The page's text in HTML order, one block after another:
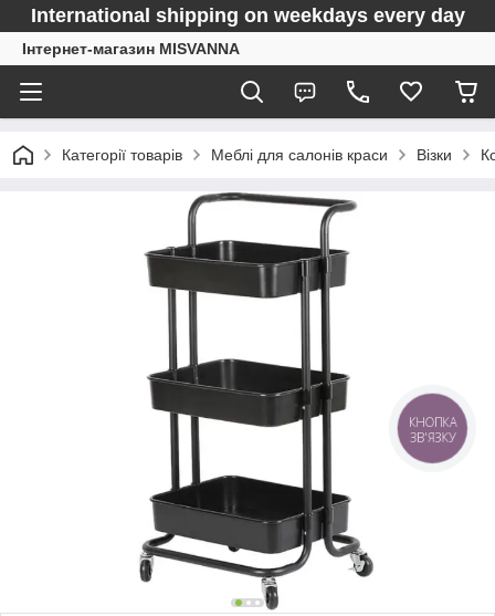
International shipping on weekdays every day
Інтернет-магазин MISVANNA
Категорії товарів Меблі для салонів краси Візки
КНОПКА
ЗВ'ЯЗКУ